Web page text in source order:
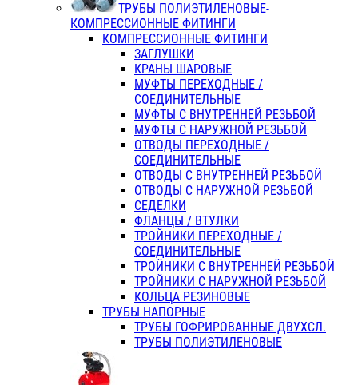
ТРУБЫ ПОЛИЭТИЛЕНОВЫЕ-
КОМПРЕССИОННЫЕ ФИТИНГИ
КОМПРЕССИОННЫЕ ФИТИНГИ
ЗАГЛУШКИ
КРАНЫ ШАРОВЫЕ
МУФТЫ ПЕРЕХОДНЫЕ /
СОЕДИНИТЕЛЬНЫЕ
МУФТЫ С ВНУТРЕННЕЙ РЕЗЬБОЙ
МУФТЫ С НАРУЖНОЙ РЕЗЬБОЙ
ОТВОДЫ ПЕРЕХОДНЫЕ /
СОЕДИНИТЕЛЬНЫЕ
ОТВОДЫ С ВНУТРЕННЕЙ РЕЗЬБОЙ
ОТВОДЫ С НАРУЖНОЙ РЕЗЬБОЙ
СЕДЕЛКИ
ФЛАНЦЫ / ВТУЛКИ
ТРОЙНИКИ ПЕРЕХОДНЫЕ /
СОЕДИНИТЕЛЬНЫЕ
ТРОЙНИКИ С ВНУТРЕННЕЙ РЕЗЬБОЙ
ТРОЙНИКИ С НАРУЖНОЙ РЕЗЬБОЙ
КОЛЬЦА РЕЗИНОВЫЕ
ТРУБЫ НАПОРНЫЕ
ТРУБЫ ГОФРИРОВАННЫЕ ДВУХСЛ.
ТРУБЫ ПОЛИЭТИЛЕНОВЫЕ